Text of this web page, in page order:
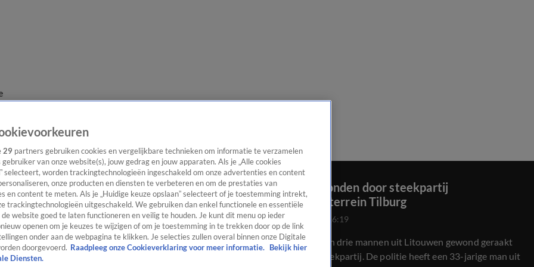
Drie gewonden door steekpartij
bedrijventerrein Tilburg
24 juli 2020, 16:19
In Tilburg zijn drie mannen uit Litouwen gewond geraakt
door een steekpartij. De politie heeft een 33-jarige man uit
29 partners gebruiken cookies en vergelijkbare technieken om informatie te verzamelen
gebruiker van onze website(s), jouw gedrag en jouw apparaten. Als je „Alle cookies
selecteert, worden trackingtechnologieën ingeschakeld om onze advertenties en content
onze producten en diensten te verbeteren en om de prestaties van
en content te meten. Als je „Huidige keuze opslaan” selecteert of je toestemming intrekt,
trackingtechnologieën uitgeschakeld. We gebruiken dan enkel functionele en essentiële
de website goed te laten functioneren en veilig te houden. Je kunt dit menu op ieder
openen om je keuzes te wijzigen of om je toestemming in te trekken door op de link
onder aan de webpagina te klikken. Je selecties zullen overal binnen onze Digitale
doorgevoerd. Raadpleeg onze Cookieverklaring voor meer informatie.
Bekijk hier
Diensten.